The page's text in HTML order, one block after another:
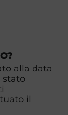
alla data
stato
il